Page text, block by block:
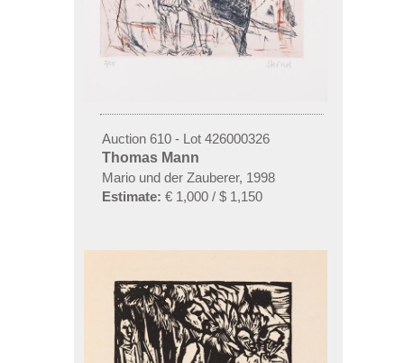
Auction 610 - Lot 426000326
Thomas Mann
Mario und der Zauberer, 1998
Estimate: € 1,000 / $ 1,150